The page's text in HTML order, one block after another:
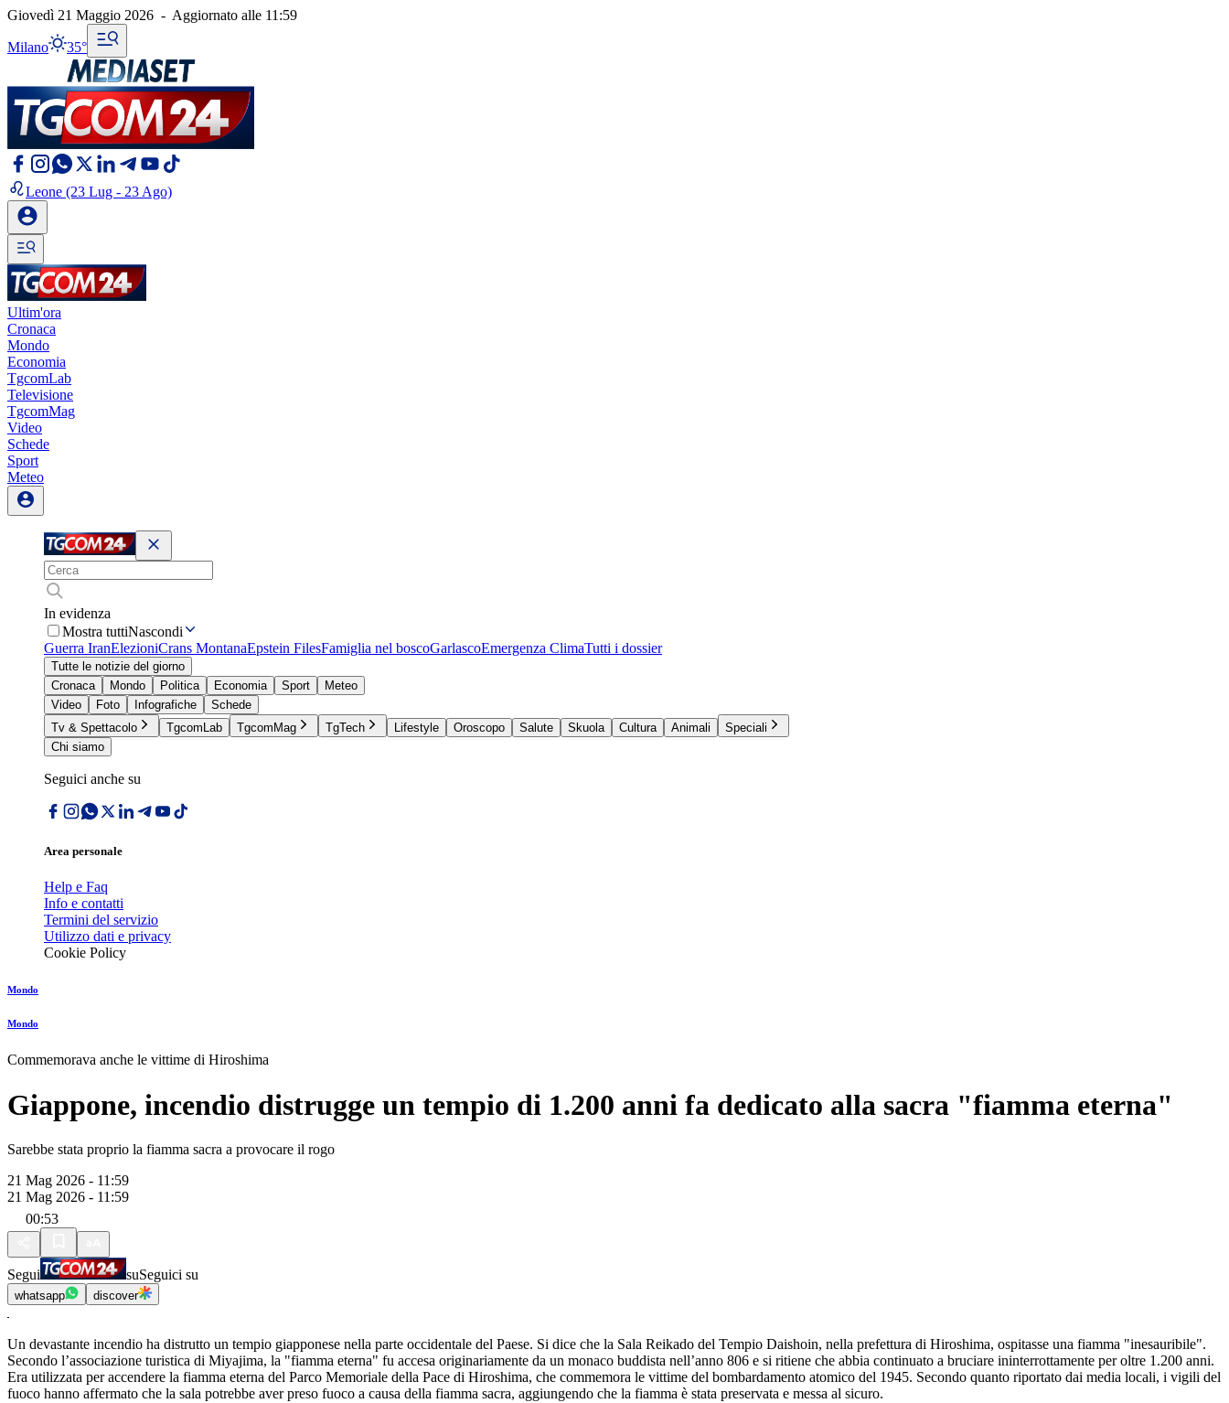
Giovedì 21 Maggio 2026 - Aggiornato alle 11:59
Milano 35°
Leone (23 Lug - 23 Ago)
Ultim'ora
Cronaca
Mondo
Economia
TgcomLab
Televisione
TgcomMag
Video
Schede
Sport
Meteo
In evidenza
Mostra tuttiNascondi
Guerra IranElezioniCrans MontanaEpstein FilesFamiglia nel boscoGarlascoEmergenza ClimaTutti i dossier
Tutte le notizie del giorno
Cronaca
Mondo Politica Economia Sport
Meteo
Video
Foto Infografiche
Schede
Tv & Spettacolo
TgcomLab TgcomMag TgTech Lifestyle Oroscopo Salute Skuola Cultura Animali
Speciali
Chi siamo
Seguici anche su
Area personale
Help e Faq
Info e contatti
Termini del servizio
Utilizzo dati e privacy
Cookie Policy
Mondo
Mondo
Commemorava anche le vittime di Hiroshima
Giappone, incendio distrugge un tempio di 1.200 anni fa dedicato alla sacra "fiamma eterna"
Sarebbe stata proprio la fiamma sacra a provocare il rogo
21 Mag 2026 - 11:59
21 Mag 2026 - 11:59
00:53
Segui suSeguici su
whatsapp discover
Un devastante incendio ha distrutto un tempio giapponese nella parte occidentale del Paese. Si dice che la Sala Reikado del Tempio Daishoin, nella prefettura di Hiroshima, ospitasse una fiamma "inesauribile".
Secondo l’associazione turistica di Miyajima, la "fiamma eterna" fu accesa originariamente da un monaco buddista nell’anno 806 e si ritiene che abbia continuato a bruciare ininterrottamente per oltre 1.200 anni.
Era utilizzata per accendere la fiamma eterna del Parco Memoriale della Pace di Hiroshima, che commemora le vittime del bombardamento atomico del 1945. Secondo quanto riportato dai media locali, i vigili del
fuoco hanno affermato che la sala potrebbe aver preso fuoco a causa della fiamma sacra, aggiungendo che la fiamma è stata preservata e messa al sicuro.